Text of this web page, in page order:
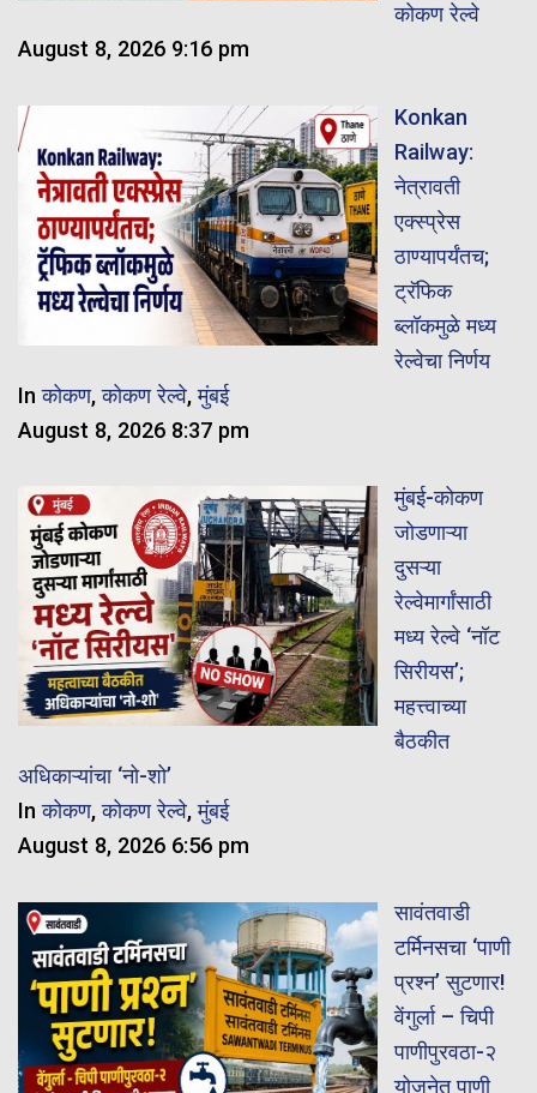
कोकण रेल्वे
August 8, 2026 9:16 pm
Konkan
Railway:
नेत्रावती
एक्स्प्रेस
ठाण्यापर्यंतच;
ट्रॅफिक
ब्लॉकमुळे मध्य
रेल्वेचा निर्णय
Inकोकण,कोकण रेल्वे,मुंबई
August 8, 2026 8:37 pm
मुंबई-कोकण
जोडणाऱ्या
दुसऱ्या
रेल्वेमार्गांसाठी
मध्य रेल्वे ‘नॉट
सिरीयस’;
महत्त्वाच्या
बैठकीत
अधिकाऱ्यांचा ‘नो-शो’
Inकोकण,कोकण रेल्वे,मुंबई
August 8, 2026 6:56 pm
सावंतवाडी
टर्मिनसचा ‘पाणी
प्रश्न’ सुटणार!
वेंगुर्ला – चिपी
पाणीपुरवठा-२
योजनेत पाणी